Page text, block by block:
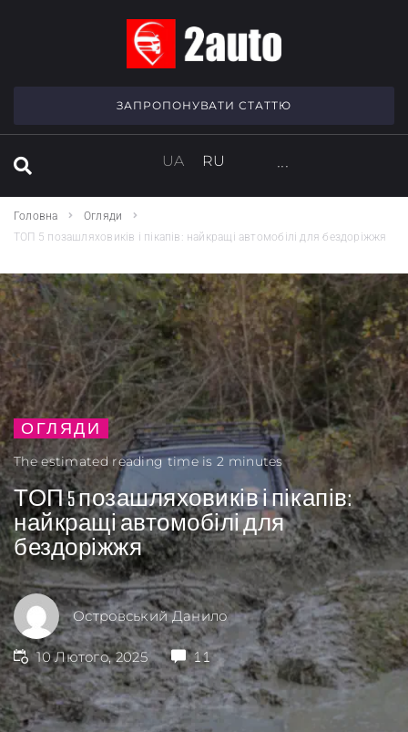
ЗАПРОПОНУВАТИ СТАТТЮ
···
UA RU
Головна
Огляди
ТОП 5 позашляховиків і пікапів: найкращі автомобілі для бездоріжжя
ОГЛЯДИ
The estimated reading time is 2 minutes
ТОП 5 позашляховиків і пікапів:
найкращі автомобілі для
бездоріжжя
Островський Данило
10 Лютого, 2025 11
SEARCH THIS WEBSITE